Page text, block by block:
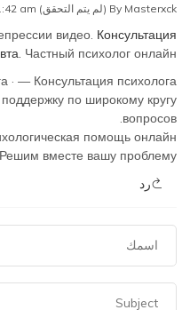
By Masterxck (لم يتم التحقق)
видео. Консультация
Частный психолог онлайн.
· — Консультация психолога.
по широкому кругу
вопросов.
помощь онлайн.
Решим вместе вашу проблему.
رد